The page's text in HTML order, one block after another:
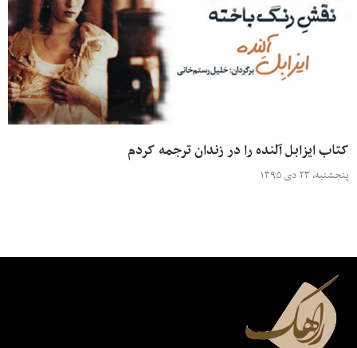
کتاب ایزابل آلنده را در زندان ترجمه کردم
پنجشنبه، ۲۳ دی ۱۳۹۵